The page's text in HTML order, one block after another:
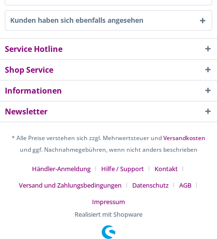
Kunden haben sich ebenfalls angesehen
Service Hotline
Shop Service
Informationen
Newsletter
* Alle Preise verstehen sich zzgl. Mehrwertsteuer undVersandkosten
und ggf. Nachnahmegebühren, wenn nicht anders beschrieben
Händler-Anmeldung Hilfe / Support
Kontakt
Versand und Zahlungsbedingungen
Datenschutz
AGB
Impressum
Realisiert mit Shopware